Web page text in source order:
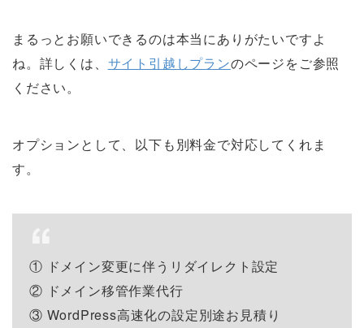
まるっとお願いできるのは本当にありがたいですよ
ね。詳しくは、 サイト引越しプランのページをご参照
ください。
オプションとして、以下も別料金で対応してくれま
す。
① ドメイン変更に伴うリダイレクト設定
② ドメイン移管作業代行
③ WordPress高速化の設定別途お見積り